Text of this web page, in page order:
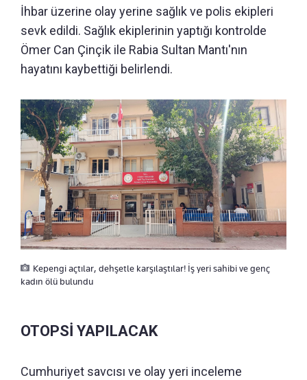
İhbar üzerine olay yerine sağlık ve polis ekipleri
sevk edildi. Sağlık ekiplerinin yaptığı kontrolde
Ömer Can Çinçik ile Rabia Sultan Mantı'nın
hayatını kaybettiği belirlendi.
Kepengi açtılar, dehşetle karşılaştılar! İş yeri sahibi ve genç
kadın ölü bulundu
OTOPSİ YAPILACAK
Cumhuriyet savcısı ve olay yeri inceleme